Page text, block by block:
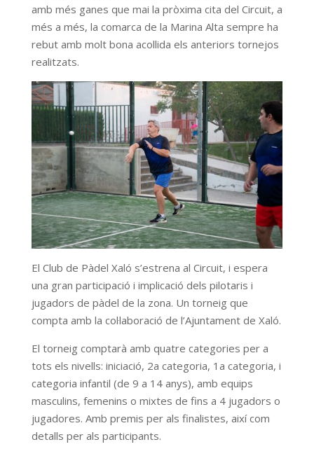
amb més ganes que mai la pròxima cita del Circuit, a
més a més, la comarca de la Marina Alta sempre ha
rebut amb molt bona acollida els anteriors tornejos
realitzats.
El Club de Pàdel Xaló s’estrena al Circuit, i espera
una gran participació i implicació dels pilotaris i
jugadors de pàdel de la zona. Un torneig que
compta amb la col·laboració de l’Ajuntament de Xaló.
El torneig comptarà amb quatre categories per a
tots els nivells: iniciació, 2a categoria, 1a categoria, i
categoria infantil (de 9 a 14 anys), amb equips
masculins, femenins o mixtes de fins a 4 jugadors o
jugadores. Amb premis per als finalistes, així com
detalls per als participants.